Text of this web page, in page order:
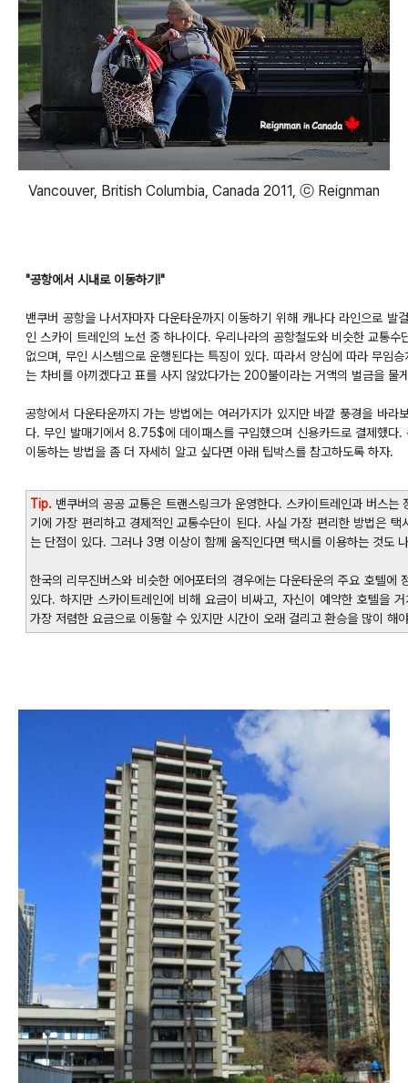
Vancouver, British Columbia, Canada 2011, ⓒ Reignman
"공항에서 시내로 이동하기!"
밴쿠버 공항을 나서자마자 다운타운까지 이동하기 위해 캐나다 라인으로 발
인 스카이 트레인의 노선 중 하나이다. 우리나라의 공항철도와 비슷한 교통
없으며, 무인 시스템으로 운행된다는 특징이 있다. 따라서 양심에 따라 무임
는 차비를 아끼겠다고 표를 사지 않았다가는 200불이라는 거액의 벌금을 물
공항에서 다운타운까지 가는 방법에는 여러가지가 있지만 바깥 풍경을 바
다. 무인 발매기에서 8.75$에 데이패스를 구입했으며 신용카드로 결제했다
이동하는 방법을 좀 더 자세히 알고 싶다면 아래 팁박스를 참고하도록 하자.
Tip. 밴쿠버의 공공 교통은 트랜스링크가 운영한다. 스카이트레인과 버스
기에 가장 편리하고 경제적인 교통수단이 된다. 사실 가장 편리한 방법은
는 단점이 있다. 그러나 3명 이상이 함께 움직인다면 택시를 이용하는 것도
한국의 리무진버스와 비슷한 에어포터의 경우에는 다운타운의 주요 호텔에
있다. 하지만 스카이트레인에 비해 요금이 비싸고, 자신이 예약한 호텔을
가장 저렴한 요금으로 이동할 수 있지만 시간이 오래 걸리고 환승을 많이 해